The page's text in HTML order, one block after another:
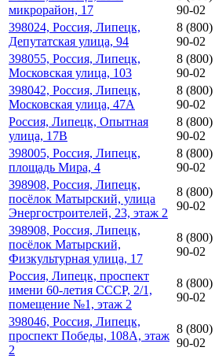
микрорайон, 17
90-02
398024, Россия, Липецк,
Депутатская улица, 94
8
90-02
398055, Россия, Липецк,
Московская улица, 103
8
90-02
398042, Россия, Липецк,
Московская улица, 47А
8
90-02
Россия, Липецк, Опытная
улица, 17В
8
90-02
398005, Россия, Липецк,
площадь Мира, 4
8
90-02
398908, Россия, Липецк,
посёлок Матырский, улица
Энергостроителей, 23, этаж 2
8
90-02
398908, Россия, Липецк,
посёлок Матырский,
Физкультурная улица, 17
8
90-02
Россия, Липецк, проспект
имени 60-летия СССР, 2/1,
помещение №1, этаж 2
8
90-02
398046, Россия, Липецк,
проспект Победы, 108А, этаж
2
8
90-02